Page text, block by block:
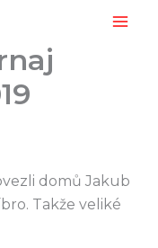
domů Jakub
Takže veliké